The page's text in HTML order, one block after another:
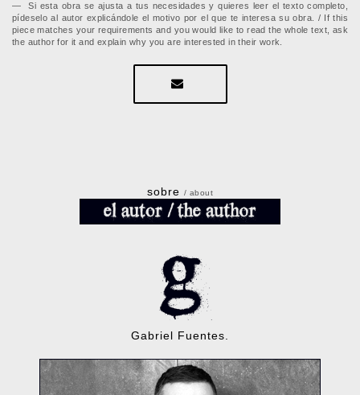
Si esta obra se ajusta a tus necesidades y quieres leer el texto completo,
pídeselo al autor explicándole el motivo por el que te interesa su obra. / If this
piece matches your requirements and you would like to read the whole text, ask
the author for it and explain why you are interested in their work.
sobre / about
Gabriel Fuentes.